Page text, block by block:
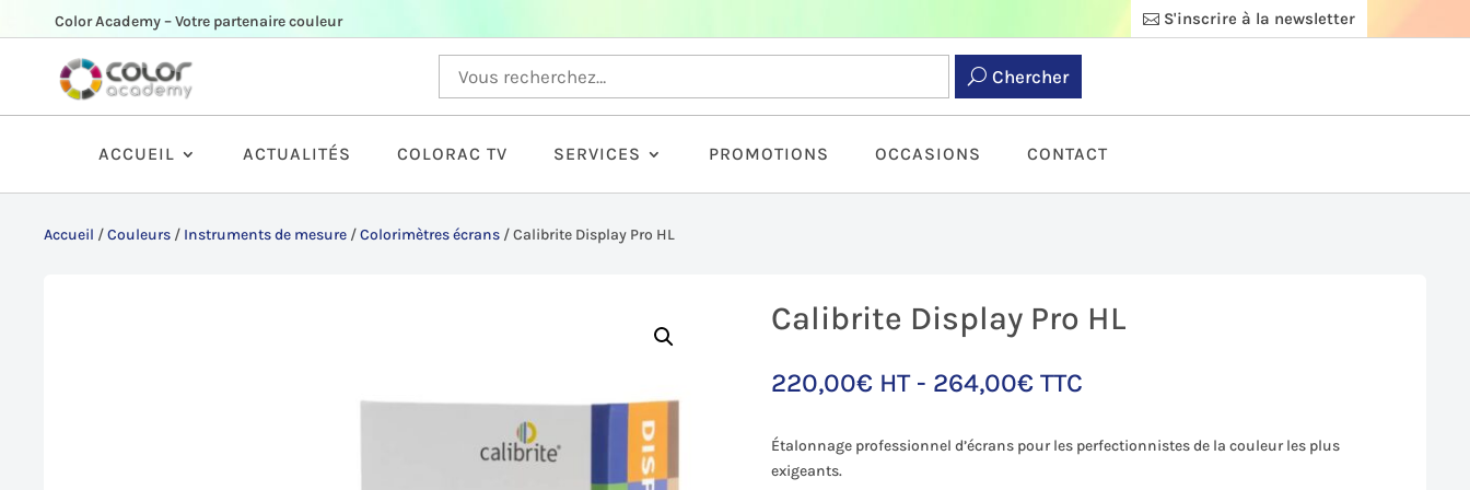
Color Academy – Votre partenaire couleur S'inscrire à la newsletter
Chercher
ACCUEIL ACTUALITÉS COLORAC TV SERVICES PROMOTIONS OCCASIONS CONTACT
Accueil /Couleurs / Instruments de mesure /Colorimètres écrans /Calibrite Display Pro HL
Calibrite Display Pro HL
220,00€ HT - 264,00€ TTC
Étalonnage professionnel d’écrans pour les perfectionnistes de la couleur les plus
exigeants.